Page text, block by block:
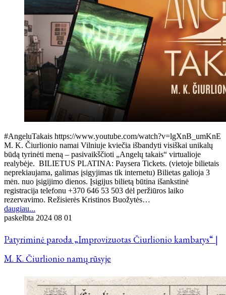
#AngeluTakais https://www.youtube.com/watch?v=lgXnB_umKnE
M. K. Čiurlionio namai Vilniuje kviečia išbandyti visiškai unikalų
būdą tyrinėti meną – pasivaikščioti „Angelų takais“ virtualioje
realybėje. BILIETUS PLATINA: Paysera Tickets. (vietoje bilietais
neprekiaujama, galimas įsigyjimas tik internetu) Bilietas galioja 3
mėn. nuo įsigijimo dienos. Įsigijus bilietą būtina išankstinė
registracija telefonu +370 646 53 503 dėl peržiūros laiko
rezervavimo. Režisierės Kristinos Buožytės…
daugiau...
paskelbta 2024 08 01
Patyriminė paroda „Improvizuotas Čiurlionio kambarys“ |
M. K. Čiurlionio namų rūsyje